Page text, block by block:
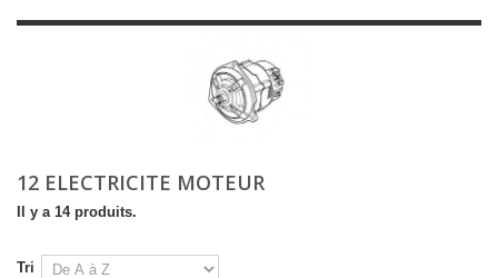
12 ELECTRICITE MOTEUR
Il y a 14 produits.
Tri